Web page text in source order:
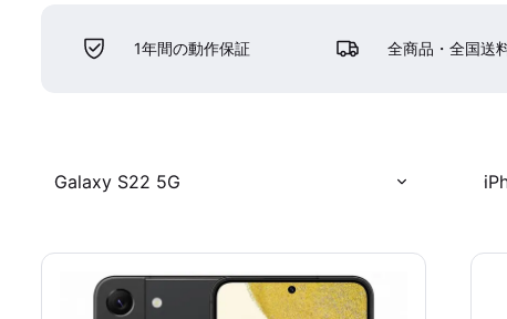
1年間の動作保証 全商品・全国送
Galaxy S22 5G